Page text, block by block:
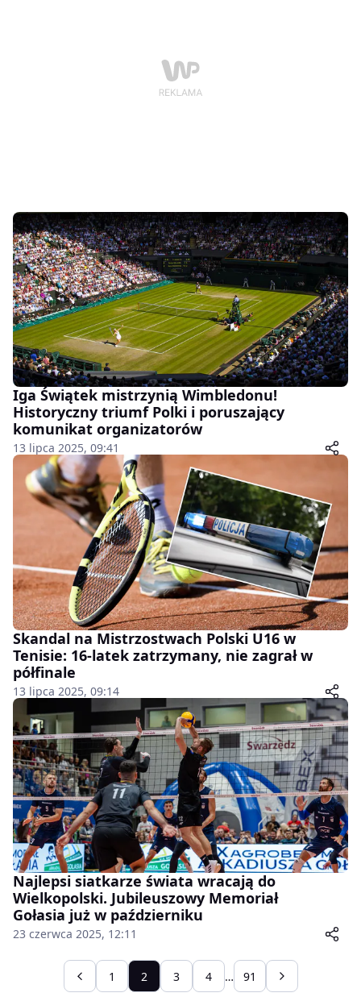
Iga Świątek mistrzynią Wimbledonu!
Historyczny triumf Polki i poruszający
komunikat organizatorów
13 lipca 2025, 09:41
Skandal na Mistrzostwach Polski U16 w
Tenisie: 16-latek zatrzymany, nie zagrał w
półfinale
13 lipca 2025, 09:14
Najlepsi siatkarze świata wracają do
Wielkopolski. Jubileuszowy Memoriał
Gołasia już w październiku
23 czerwca 2025, 12:11
1 2 3 4 … 91